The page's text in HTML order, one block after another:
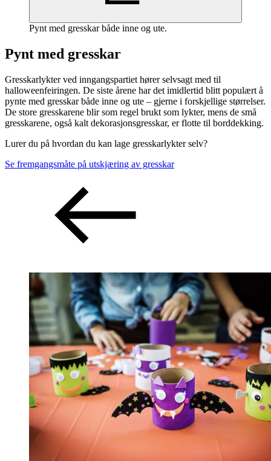
Pynt med gresskar både inne og ute.
Pynt med gresskar
Gresskarlykter ved inngangspartiet hører selvsagt med til
halloweenfeiringen. De siste årene har det imidlertid blitt populært å
pynte med gresskar både inne og ute – gjerne i forskjellige størrelser.
De store gresskarene blir som regel brukt som lykter, mens de små
gresskarene, også kalt dekorasjonsgresskar, er flotte til borddekking.
Lurer du på hvordan du kan lage gresskarlykter selv?
Se fremgangsmåte på utskjæring av gresskar